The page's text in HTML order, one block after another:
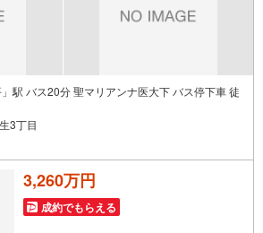
駅 バス20分 聖マリアンナ医大下 バス停下車 徒
3丁目
3,260万円
成約でもらえる